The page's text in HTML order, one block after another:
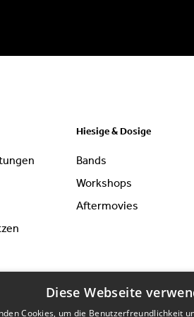
Hiesige & Dosige
Bands
Workshops
Aftermovies
Diese Webseite
Cookies, um die Benutzerfreundlichkeit